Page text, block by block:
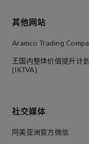
其他网站
Aramco Trading
王国内整体价值提升计划
(IKTVA)
社交媒体
阿美亚洲官方微信